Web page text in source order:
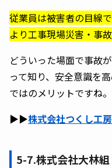
従業員は被害者の目線
より工事現場災害・事
どういった場面で事故
って知り、安全意識を
ではのメリットですね。
▶︎▶︎株式会社つくし工
5-7.株式会社大林組